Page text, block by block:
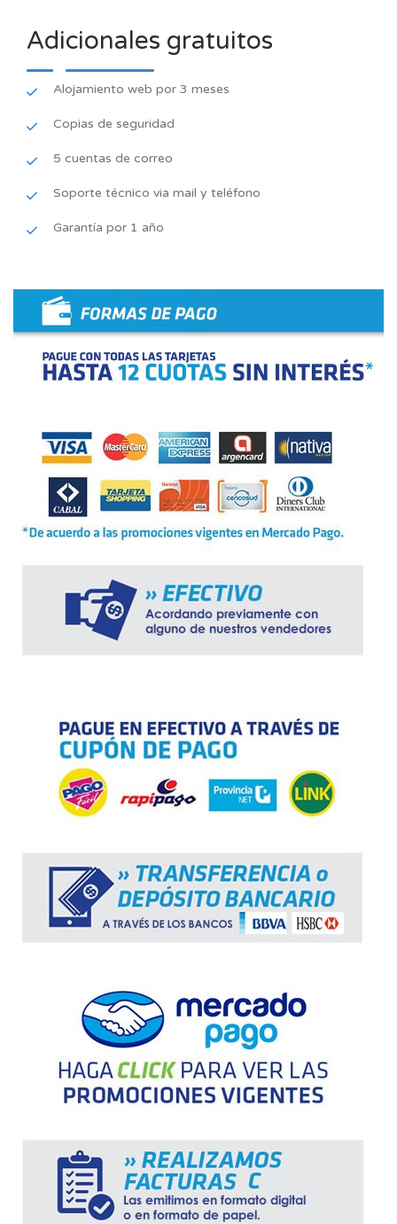
Adicionales gratuitos
Alojamiento web por 3 meses
Copias de seguridad
5 cuentas de correo
Soporte técnico via mail y teléfono
Garantía por 1 año